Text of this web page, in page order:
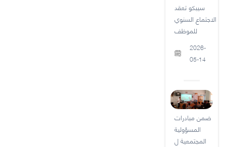
سيبكو تعقد
الاجتماع السنوي
للموظف
2026-
05-14
ضمن مبادرات
المسؤولية
المجتمعية ل